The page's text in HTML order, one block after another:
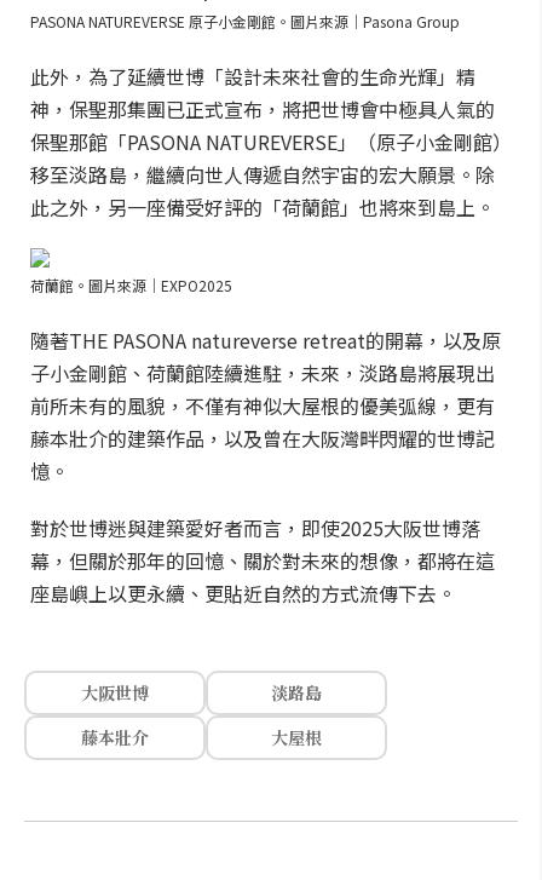
PASONA NATUREVERSE 原子小金剛館。圖片來源｜Pasona Group
此外，為了延續世博「設計未來社會的生命光輝」精
神，保聖那集團已正式宣布，將把世博會中極具人氣的
保聖那館「PASONA NATUREVERSE」（原子小金剛館）
移至淡路島，繼續向世人傳遞自然宇宙的宏大願景。除
此之外，另一座備受好評的「荷蘭館」也將來到島上。
荷蘭館。圖片來源｜EXPO2025
隨著THE PASONA natureverse retreat的開幕，以及原
子小金剛館、荷蘭館陸續進駐，未來，淡路島將展現出
前所未有的風貌，不僅有神似大屋根的優美弧線，更有
藤本壯介的建築作品，以及曾在大阪灣畔閃耀的世博記
憶。
對於世博迷與建築愛好者而言，即使2025大阪世博落
幕，但關於那年的回憶、關於對未來的想像，都將在這
座島嶼上以更永續、更貼近自然的方式流傳下去。
大阪世博
淡路島
藤本壯介
大屋根